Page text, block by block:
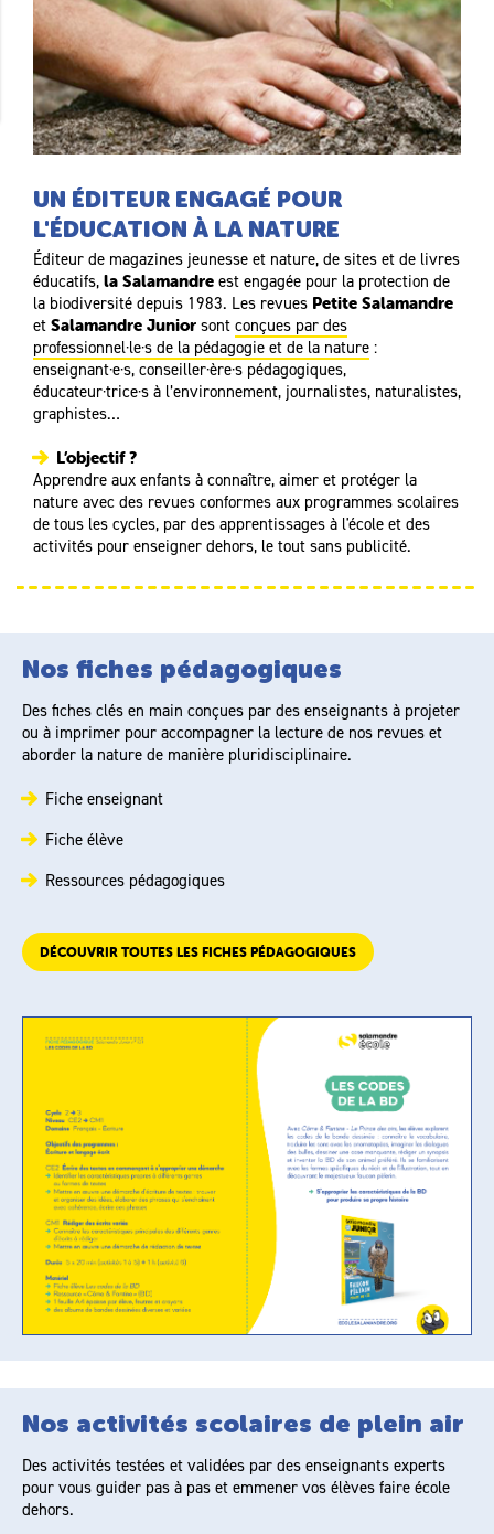
UN ÉDITEUR ENGAGÉ POUR
L'ÉDUCATION À LA NATURE
Éditeur de magazines jeunesse et nature, de sites et de livres
éducatifs, la Salamandre est engagée pour la protection de
la biodiversité depuis 1983. Les revues Petite Salamandre
et Salamandre Junior sont conçues par des
professionnel·le·s de la pédagogie et de la nature :
enseignant·e·s, conseiller·ère·s pédagogiques,
éducateur·trice·s à l’environnement, journalistes, naturalistes,
graphistes…
L’objectif ?
Apprendre aux enfants à connaître, aimer et protéger la
nature avec des revues conformes aux programmes scolaires
de tous les cycles, par des apprentissages à l'école et des
activités pour enseigner dehors, le tout sans publicité.
Nos fiches pédagogiques
Des fiches clés en main conçues par des enseignants à projeter
ou à imprimer pour accompagner la lecture de nos revues et
aborder la nature de manière pluridisciplinaire.
Fiche enseignant
Fiche élève
Ressources pédagogiques
DÉCOUVRIR TOUTES LES FICHES PÉDAGOGIQUES
Nos activités scolaires de plein air
Des activités testées et validées par des enseignants experts
pour vous guider pas à pas et emmener vos élèves faire école
dehors.